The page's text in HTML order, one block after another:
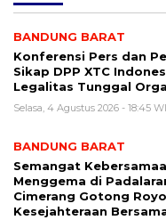
BANDUNG BARAT
Konferensi Pers dan
Sikap DPP XTC
Legalitas Tunggal
Selasa, 4 Agustus 2026 - 18:45
BANDUNG BARAT
Semangat
Menggema di
Cimerang Gotong
Kesejahteraan